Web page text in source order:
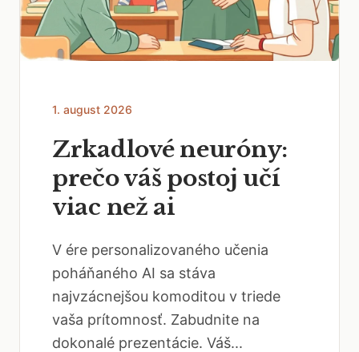
1. august 2026
Zrkadlové neuróny:
prečo váš postoj učí
viac než ai
V ére personalizovaného učenia
poháňaného AI sa stáva
najvzácnejšou komoditou v triede
vaša prítomnosť. Zabudnite na
dokonalé prezentácie. Váš...